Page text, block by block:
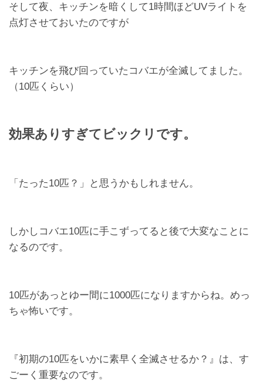
そして夜、キッチンを暗くして1時間ほどUVライトを
点灯させておいたのですが
キッチンを飛び回っていたコバエが全滅してました。
（10匹くらい）
効果ありすぎてビックリです。
「たった10匹？」と思うかもしれません。
しかしコバエ10匹に手こずってると後で大変なことに
なるのです。
10匹があっとゆー間に1000匹になりますからね。めっ
ちゃ怖いです。
『初期の10匹をいかに素早く全滅させるか？』は、す
ごーく重要なのです。